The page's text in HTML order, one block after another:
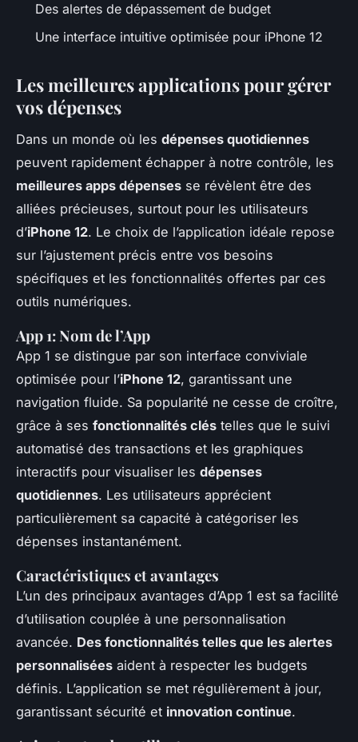
Des alertes de dépassement de budget
Une interface intuitive optimisée pour iPhone 12
Les meilleures applications pour gérer
vos dépenses
Dans un monde où les dépenses quotidiennes
peuvent rapidement échapper à notre contrôle, les
meilleures apps dépenses se révèlent être des
alliées précieuses, surtout pour les utilisateurs
d’iPhone 12. Le choix de l’application idéale repose
sur l’ajustement précis entre vos besoins
spécifiques et les fonctionnalités offertes par ces
outils numériques.
App 1: Nom de l’App
App 1 se distingue par son interface conviviale
optimisée pour l’iPhone 12, garantissant une
navigation fluide. Sa popularité ne cesse de croître,
grâce à ses fonctionnalités clés telles que le suivi
automatisé des transactions et les graphiques
interactifs pour visualiser les dépenses
quotidiennes. Les utilisateurs apprécient
particulièrement sa capacité à catégoriser les
dépenses instantanément.
Caractéristiques et avantages
L’un des principaux avantages d’App 1 est sa facilité
d’utilisation couplée à une personnalisation
avancée. Des fonctionnalités telles que les alertes
personnalisées aident à respecter les budgets
définis. L’application se met régulièrement à jour,
garantissant sécurité et innovation continue.